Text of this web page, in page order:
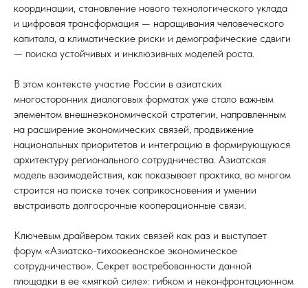
координации, становление нового технологического уклада
и цифровая трансформация — наращивания человеческого
капитала, а климатические риски и демографические сдвиги
— поиска устойчивых и инклюзивных моделей роста.
В этом контексте участие России в азиатских
многосторонних диалоговых форматах уже стало важным
элементом внешнеэкономической стратегии, направленным
на расширение экономических связей, продвижение
национальных приоритетов и интеграцию в формирующуюся
архитектуру регионального сотрудничества. Азиатская
модель взаимодействия, как показывает практика, во многом
строится на поиске точек соприкосновения и умении
выстраивать долгосрочные кооперационные связи.
Ключевым драйвером таких связей как раз и выступает
форум «Азиатско-тихоокеанское экономическое
сотрудничество». Секрет востребованности данной
площадки в ее «мягкой силе»: гибком и неконфронтационном